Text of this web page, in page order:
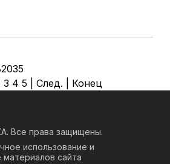
3 4 5 След. Конец
Все права защищены.
использование и
сайта